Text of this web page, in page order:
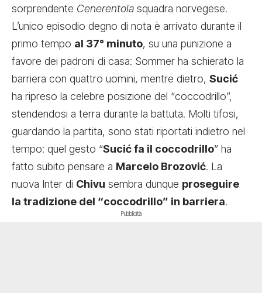
sorprendente Cenerentola squadra norvegese.
L’unico episodio degno di nota è arrivato durante il
primo tempo al 37° minuto, su una punizione a
favore dei padroni di casa: Sommer ha schierato la
barriera con quattro uomini, mentre dietro, Sucić
ha ripreso la celebre posizione del “coccodrillo”,
stendendosi a terra durante la battuta. Molti tifosi,
guardando la partita, sono stati riportati indietro nel
tempo: quel gesto “Sucić fa il coccodrillo” ha
fatto subito pensare a Marcelo Brozović. La
nuova Inter di Chivu sembra dunque proseguire
la tradizione del “coccodrillo” in barriera.
Pubblicità